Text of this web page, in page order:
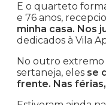
E o quarteto
e 76 anos,
minha casa. Nos
dedicados à Vila
No outro extremo
sertaneja, eles se
frente. Nas